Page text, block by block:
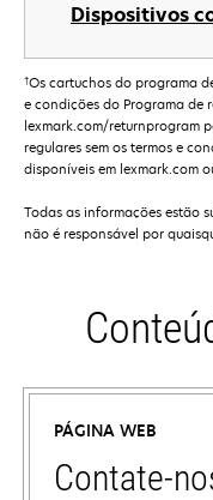
Dispositivos
†Os cartuchos do programa
e condições do Programa de
lexmark.com/returnprogram
regulares sem os termos e
disponíveis em lexmark.com
Todas as informações estão
não é responsável por
PÁGINA WEB
Contate-